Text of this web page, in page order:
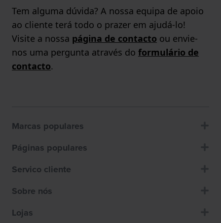
Tem alguma dúvida? A nossa equipa de apoio
ao cliente terá todo o prazer em ajudá-lo!
Visite a nossa página de contacto ou envie-
nos uma pergunta através do formulário de
contacto.
Marcas populares
Páginas populares
Servico cliente
Sobre nós
Lojas